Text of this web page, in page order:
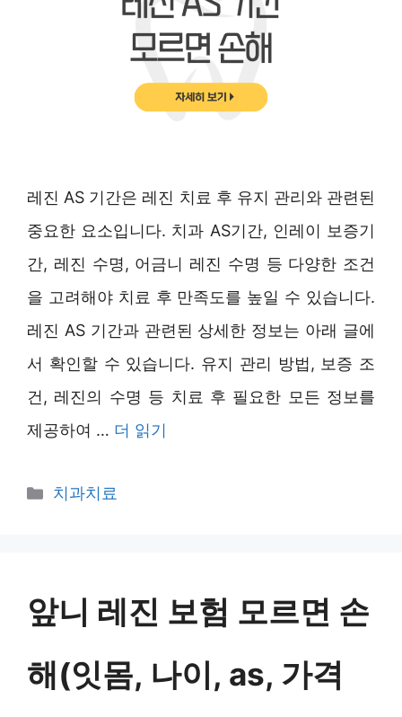
레진 AS 기간은 레진 치료 후 유지 관리와 관련된
중요한 요소입니다. 치과 AS기간, 인레이 보증기
간, 레진 수명, 어금니 레진 수명 등 다양한 조건
을 고려해야 치료 후 만족도를 높일 수 있습니다.
레진 AS 기간과 관련된 상세한 정보는 아래 글에
서 확인할 수 있습니다. 유지 관리 방법, 보증 조
건, 레진의 수명 등 치료 후 필요한 모든 정보를
제공하여 … 더 읽기
카
치과치료
앞니 레진 보험 모르면 손
해(잇몸, 나이, as, 가격